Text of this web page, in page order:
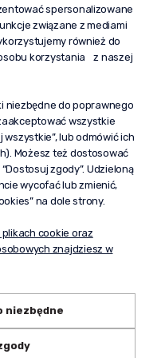
spersonalizowane
związane z mediami
również do
korzystania z naszej
niezbędne do poprawnego
wszystkie
lub odmówić ich
Możesz też dostosować
zgody”. Udzieloną
wycofać lub zmienić,
na dole strony.
cookie oraz
znajdziesz w
niezbędne